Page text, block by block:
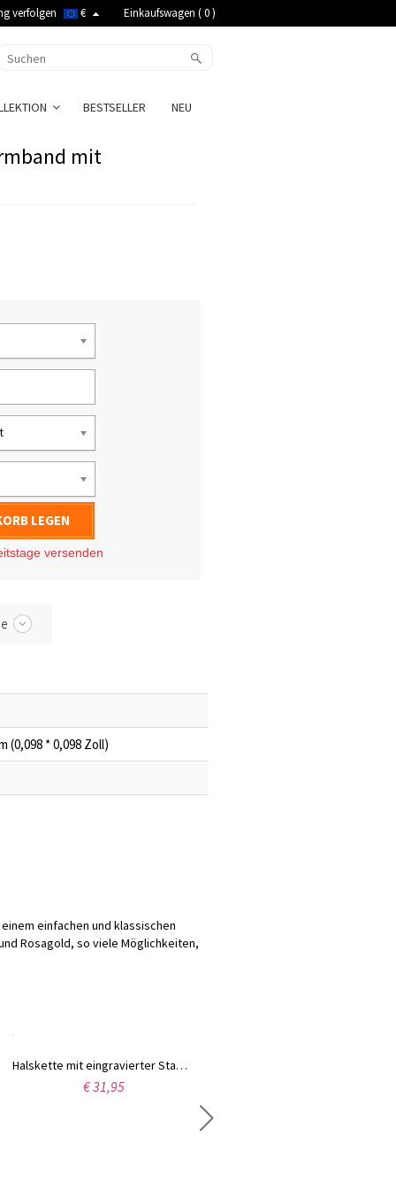
verfolgen € Einkaufswagen (0)
BESTSELLER NEU
mit
LEGEN
versenden
(0,098 * 0,098 Zoll)
einfachen und klassischen
Rosagold, so viele Möglichkeiten,
Halskette mit eingravierter Stammbaum in Edelstahl
€ 31,95